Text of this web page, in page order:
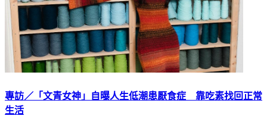
專訪／「文青女神」自曝人生低潮患厭食症 靠吃素找回正常
生活